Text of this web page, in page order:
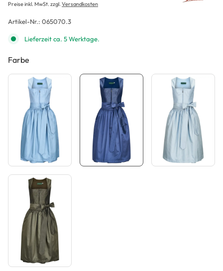
Preise inkl. MwSt. zzgl.Versandkosten
Artikel-Nr.: 065070.3
Lieferzeit ca. 5 Werktage.
Farbe